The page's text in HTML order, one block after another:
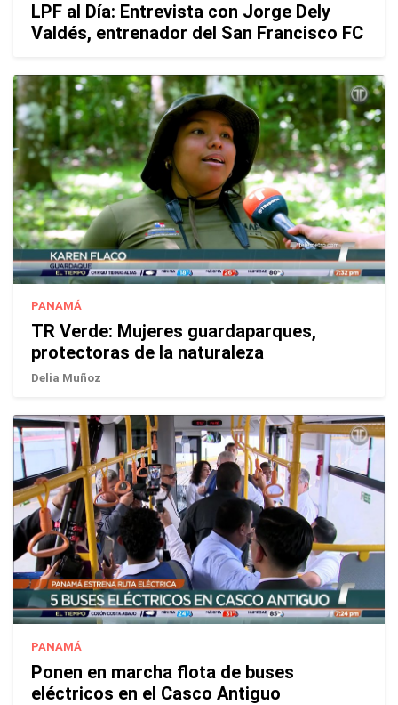
LPF al Día: Entrevista con Jorge Dely
Valdés, entrenador del San Francisco FC
PANAMÁ
TR Verde: Mujeres guardaparques,
protectoras de la naturaleza
Delia Muñoz
PANAMÁ
Ponen en marcha flota de buses
eléctricos en el Casco Antiguo